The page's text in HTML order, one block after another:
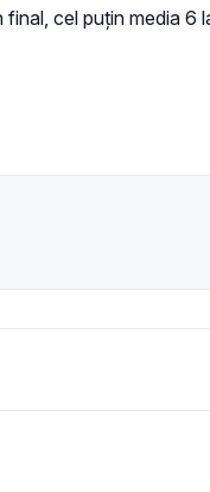
cel puţin media 6